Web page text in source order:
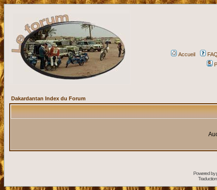
Accueil
Dakardantan Index du Forum
Powered by